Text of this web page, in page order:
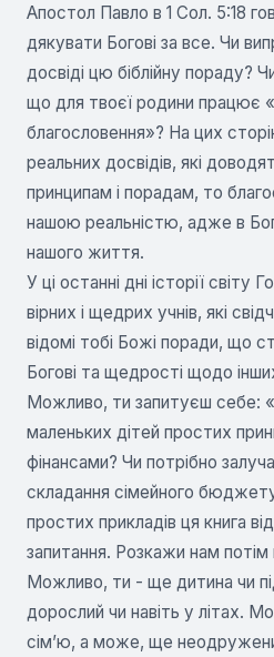
Апостол Павло в 1 Сол. 5:18
дякувати Богові за все. Чи
досвіді цю біблійну пораду?
що для твоєї родини працює
благословення»? На цих
реальних досвідів, які
принципам і порадам, то
нашою реальністю, адже в
нашого життя.
У ці останні дні історії
вірних і щедрих учнів, які
відомі тобі Божі поради, що
Богові та щедрості щодо
Можливо, ти запитуєш себе:
маленьких дітей простих
фінансами? Чи потрібно
складання сімейного
простих прикладів ця книга
запитання. Розкажи нам потім
Можливо, ти - ще дитина чи
дорослий чи навіть у літах.
сім’ю, а може, ще